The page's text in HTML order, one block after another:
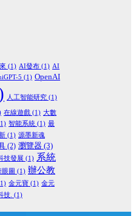
(1) AI發布 (1) AI
5 (1) OpenAI
人工智能研究 (1)
在線遊戲 (1) 大數
智能系統 (1) 最
(1) 源墨新魂
(2) 瀏覽器 (3)
技發展 (1) 系統
眼圖 (1) 辦公教
金元寶 (1) 金元
技. (1)